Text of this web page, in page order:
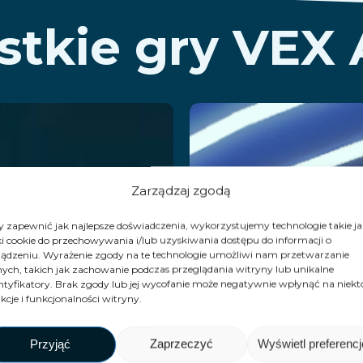
Zarządzaj zgodą
zapewnić jak najlepsze doświadczenia, wykorzystujemy technologie takie
cookie do przechowywania i/lub uzyskiwania dostępu do informacji o
Wyrażenie zgody na te technologie umożliwi nam przetwarzanie
takich jak zachowanie podczas przeglądania witryny lub unikalne
Brak zgody lub jej wycofanie może negatywnie wpłynąć na
i funkcjonalności witryny.
Przyjąć Zaprzeczyć Wyświetl
gry VEX
więcej
Przeczytaj więcej